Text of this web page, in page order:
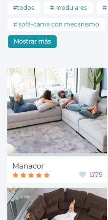
todos modulares
sofá-cama con mecanismo
Mostrar más
Manacor
1775